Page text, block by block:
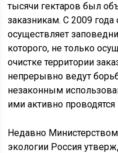
тысячи гектаров был
заказникам. С 2009 года
осуществляет
которого, не только
очистке территории
непрерывно ведут
незаконным
ими активно
Недавно
экологии Россия